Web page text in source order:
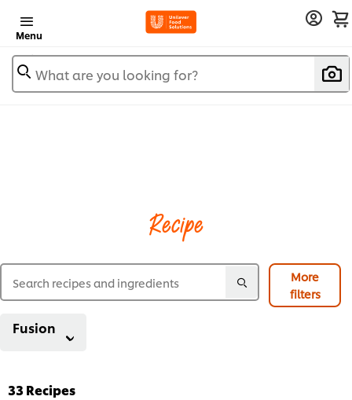
Menu
What are you looking for?
Recipe
More
filters
Fusion
33 Recipes